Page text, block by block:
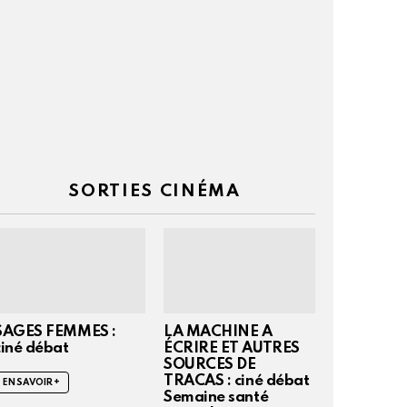
SORTIES CINÉMA
FEMMES :
débat
EN SAVOIR +
LA MACHINE A
ÉCRIRE ET AUTRES
SOURCES DE
TRACAS : ciné débat
Semaine santé